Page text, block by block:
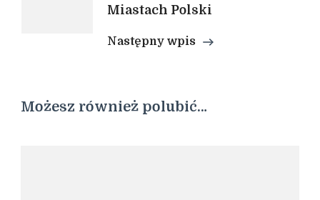
Miastach Polski
Następny wpis
Możesz również polubić…